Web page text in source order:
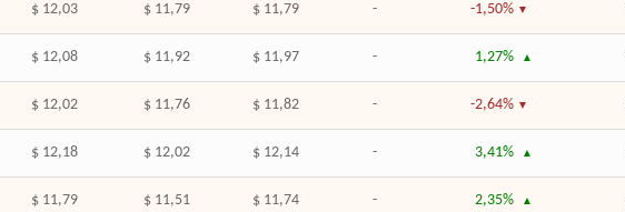
$ 12,03 $ 11,79 $ 11,79 - -1,50%
$ 12,08 $ 11,92 $ 11,97 - 1,27%
$ 12,02 $ 11,76 $ 11,82 - -2,64%
$ 12,18 $ 12,02 $ 12,14 - 3,41%
$ 11,79 $ 11,51 $ 11,74 - 2,35%